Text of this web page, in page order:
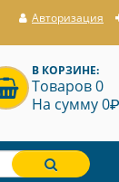
Авторизация
В КОРЗИНЕ:
Товаров 0
На сумму 0P